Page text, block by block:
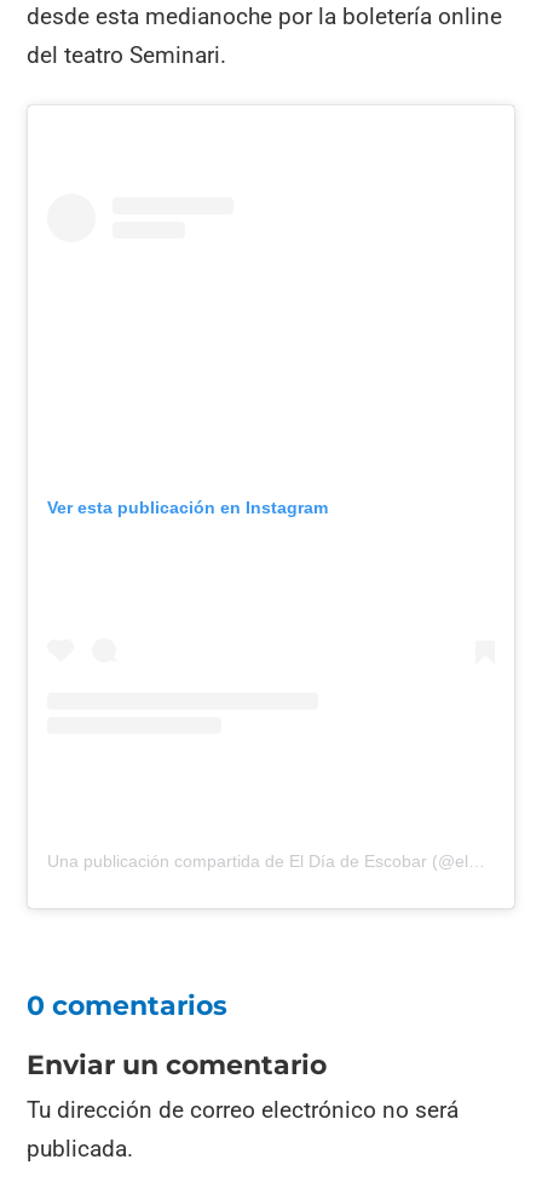
desde esta medianoche por la boletería online
del teatro Seminari.
Ver esta publicación en Instagram
0 comentarios
Enviar un comentario
Tu dirección de correo electrónico no será
publicada.